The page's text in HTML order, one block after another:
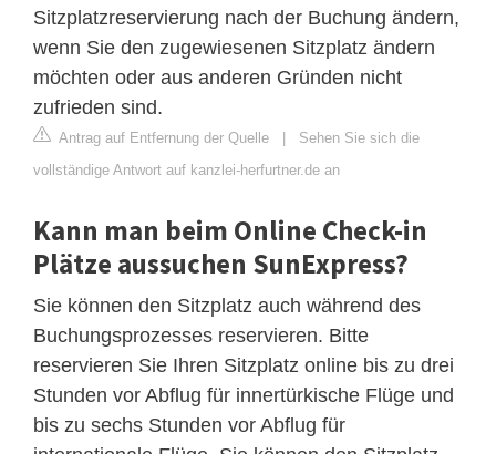
Sitzplatzreservierung nach der Buchung ändern,
wenn Sie den zugewiesenen Sitzplatz ändern
möchten oder aus anderen Gründen nicht
zufrieden sind.
Antrag auf Entfernung der Quelle | Sehen Sie sich die
vollständige Antwort auf kanzlei-herfurtner.de an
Kann man beim Online Check-in
Plätze aussuchen SunExpress?
Sie können den Sitzplatz auch während des
Buchungsprozesses reservieren. Bitte
reservieren Sie Ihren Sitzplatz online bis zu drei
Stunden vor Abflug für innertürkische Flüge und
bis zu sechs Stunden vor Abflug für